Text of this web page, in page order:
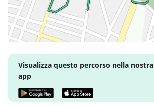
Visualizza questo percorso nella nostra
app